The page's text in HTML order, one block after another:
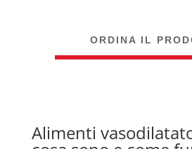
ORDINA IL
Alimenti